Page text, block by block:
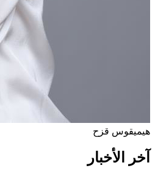
هيميقوس قزح
آخر الأخبار